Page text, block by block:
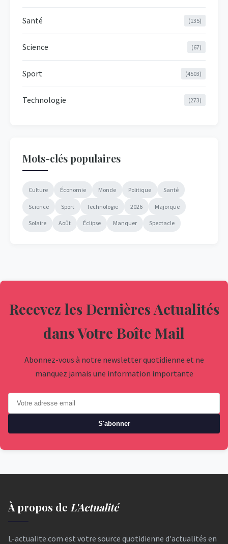
Santé (135)
Science (67)
Sport (4503)
Technologie (273)
Mots-clés populaires
Culture Économie Monde Politique Santé
Science Sport Technologie 2026 Majorque
Solaire Août Éclipse Manquer Spectacle
Recevez les Dernières Actualités
dans Votre Boîte Mail
Abonnez-vous à notre newsletter quotidienne et ne
manquez jamais une information importante
S'abonner
À propos de L'Actualité
L-actualite.com est votre source quotidienne d'actualités en